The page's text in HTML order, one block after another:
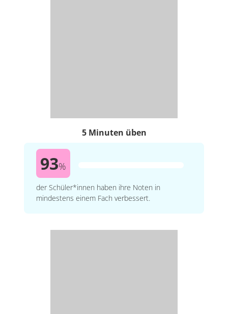
5 Minuten üben
93%
der Schüler*innen haben ihre Noten in
mindestens einem Fach verbessert.